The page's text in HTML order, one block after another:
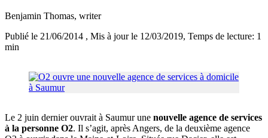
Benjamin Thomas, writer
Publié le 21/06/2014 , Mis à jour le 12/03/2019, Temps de lecture: 1
min
Le 2 juin dernier ouvrait à Saumur une nouvelle agence de services
à la personne O2. Il s’agit, après Angers, de la deuxième agence